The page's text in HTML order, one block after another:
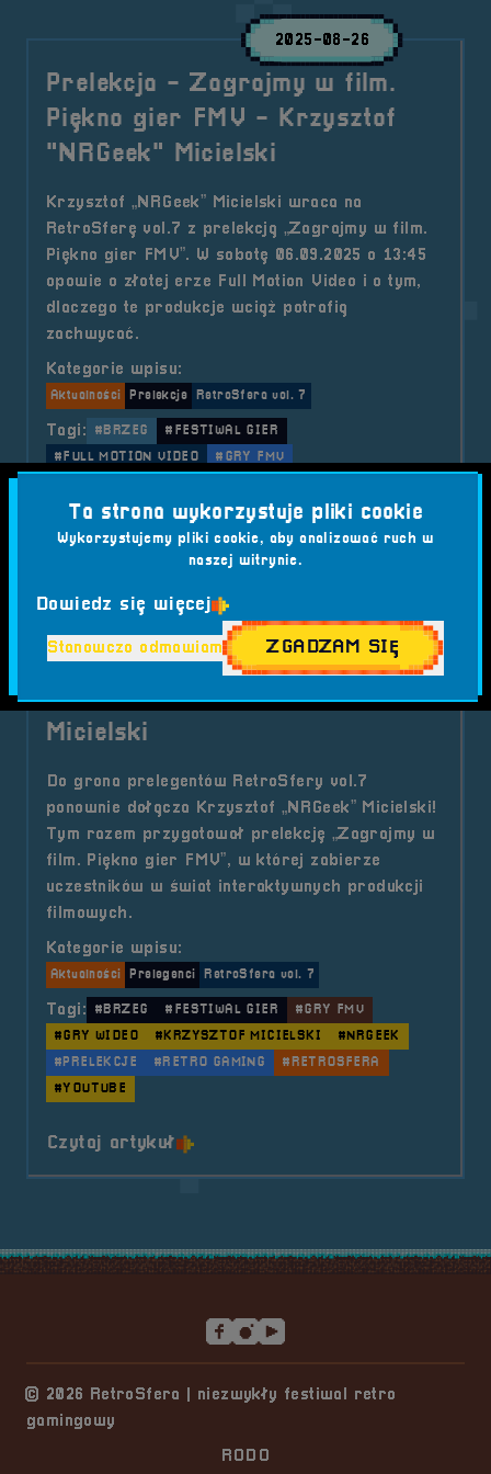
2025-08-26
Prelekcja - Zagrajmy w film.
Piękno gier FMV - Krzysztof
"NRGeek" Micielski
Krzysztof „NRGeek” Micielski wraca na
RetroSferę vol.7 z prelekcją „Zagrajmy w film.
Piękno gier FMV”. W sobotę 06.09.2025 o 13:45
opowie o złotej erze Full Motion Video i o tym,
dlaczego te produkcje wciąż potrafią
zachwycać.
Kategorie wpisu:
Aktualności Prelekcje RetroSfera vol. 7
Tagi: #BRZEG
#FESTIWAL GIER
#FULL MOTION VIDEO
#GRY FMV
#RETRO GAMING
#RETROSFERA
#RETROSFERA VOL.7
2025-08-18
Prelegent - Krzysztof "NRGeek"
Micielski
Do grona prelegentów RetroSfery vol.7
ponownie dołącza Krzysztof „NRGeek” Micielski!
Tym razem przygotował prelekcję „Zagrajmy w
film. Piękno gier FMV”, w której zabierze
uczestników w świat interaktywnych produkcji
filmowych.
Kategorie wpisu:
Aktualności Prelegenci RetroSfera vol. 7
Tagi: #BRZEG #FESTIWAL GIER
#GRY FMV
#GRY WIDEO
#KRZYSZTOF MICIELSKI
#NRGEEK
#PRELEKCJE
#RETRO GAMING
#RETROSFERA
#YOUTUBE
Czytaj artykuło tytule Prelegent &#8211;
© 2026 RetroSfera | niezwykły festiwal retro
gamingowy
RODO
Ta strona wykorzystuje pliki cookie
Wykorzystujemy pliki cookie, aby analizować ruch w
naszej witrynie.
Dowiedz się więcej
Stanowczo odmawiam ZGADZAM SIĘ